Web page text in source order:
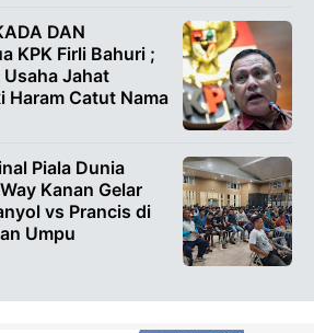
DAN
KPK Firli Bahuri ;
Jahat
Haram Catut Nama
Piala Dunia
Kanan Gelar
vs Prancis di
Umpu